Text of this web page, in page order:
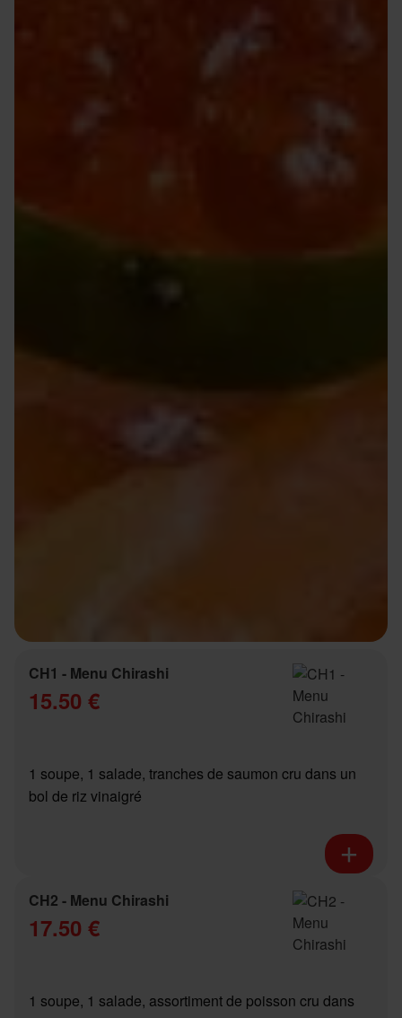
CH1 - Menu Chirashi
15.50 €
1 soupe, 1 salade, tranches de saumon cru dans un
bol de riz vinaigré
CH2 - Menu Chirashi
17.50 €
1 soupe, 1 salade, assortiment de poisson cru dans